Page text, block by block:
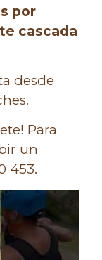
por
cascada
desde
Para
un
453.